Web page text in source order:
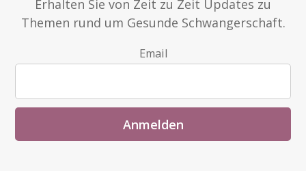
Erhalten Sie von Zeit zu Zeit Updates zu
Themen rund um Gesunde Schwangerschaft.
Email